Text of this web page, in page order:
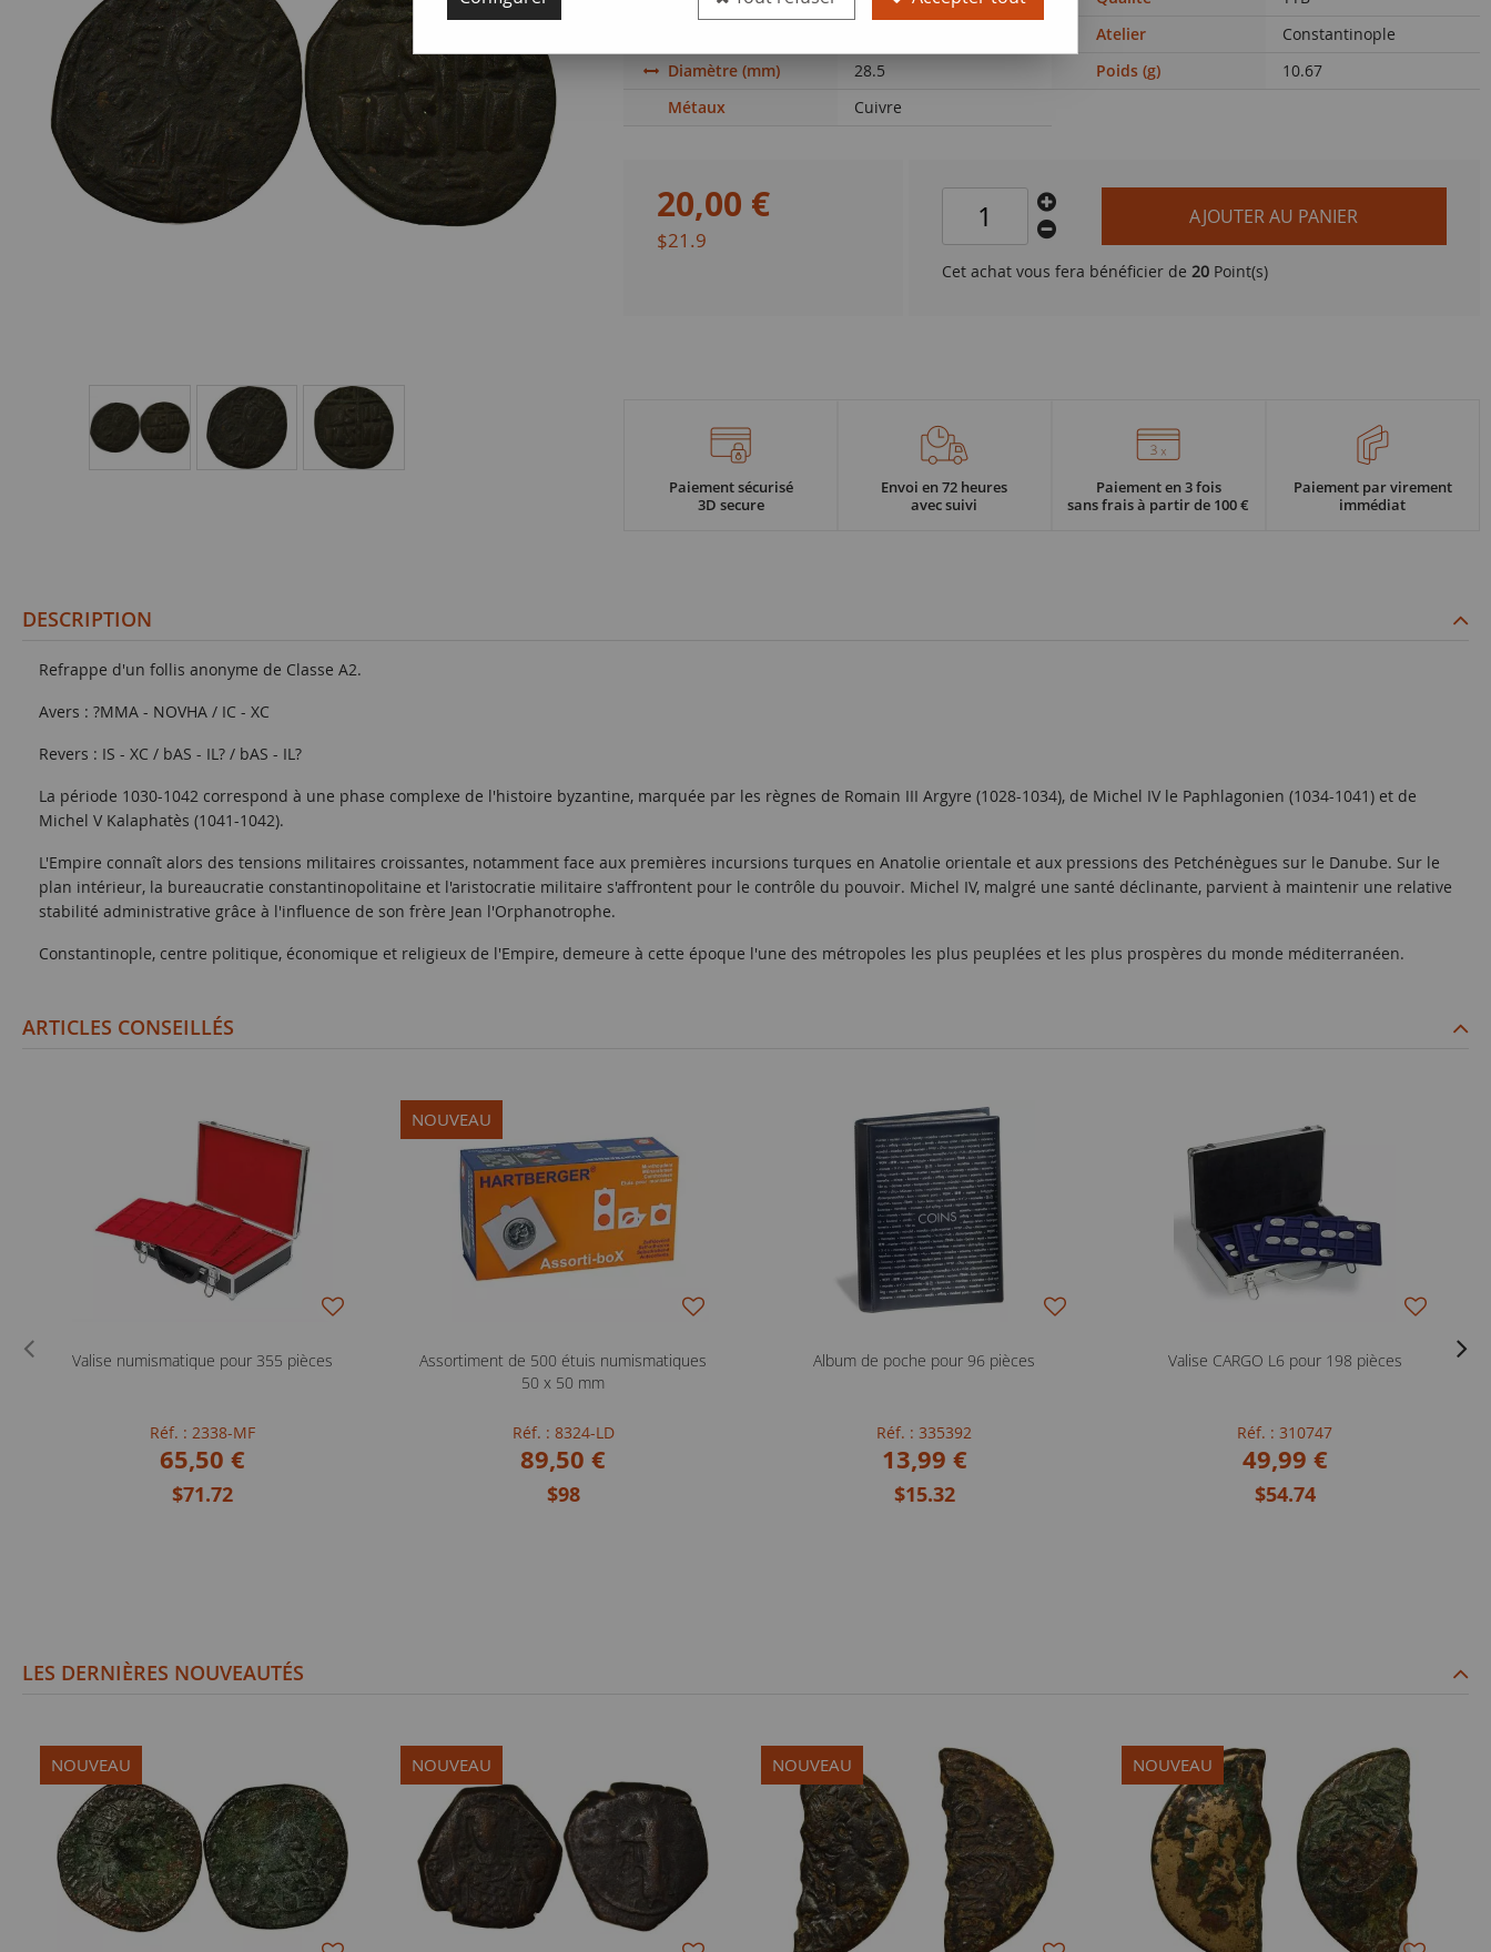
Atelier
Constantinople
Diamètre (mm)
28.5 Poids (g)
10.67
Métaux
Cuivre
20,00 €
$21.9
AJOUTER AU PANIER
Cet achat vous fera bénéficier de20 Point(s)
Paiement sécurisé
3D secure
Envoi en 72 heures
avec suivi
Paiement en 3 fois
sans frais à partir de 100 €
Paiement par virement
immédiat
DESCRIPTION
Refrappe d'un follis anonyme de Classe A2.
Avers : ?MMA - NOVHA / IC - XC
Revers : IS - XC / bAS - IL? / bAS - IL?
La période 1030-1042 correspond à une phase complexe de l'histoire byzantine, marquée par les règnes de Romain III Argyre (1028-1034), de Michel IV le Paphlagonien (1034-1041) et de
Michel V Kalaphatès (1041-1042).
L'Empire connaît alors des tensions militaires croissantes, notamment face aux premières incursions turques en Anatolie orientale et aux pressions des Petchénègues sur le Danube. Sur le
plan intérieur, la bureaucratie constantinopolitaine et l'aristocratie militaire s'affrontent pour le contrôle du pouvoir. Michel IV, malgré une santé déclinante, parvient à maintenir une relative
stabilité administrative grâce à l'influence de son frère Jean l'Orphanotrophe.
Constantinople, centre politique, économique et religieux de l'Empire, demeure à cette époque l'une des métropoles les plus peuplées et les plus prospères du monde méditerranéen.
ARTICLES CONSEILLÉS
Valise numismatique pour 355 pièces
Réf. : 2338-MF
65,50 €
$71.72
NOUVEAU
Assortiment de 500 étuis numismatiques
50 x 50 mm
Réf. : 8324-LD
89,50 €
$98
Album de poche pour 96 pièces
Réf. : 335392
13,99 €
$15.32
Valise CARGO L6 pour 198 pièces
Réf. : 310747
49,99 €
$54.74
LES DERNIÈRES NOUVEAUTÉS
NOUVEAU NOUVEAU NOUVEAU NOUVEAU